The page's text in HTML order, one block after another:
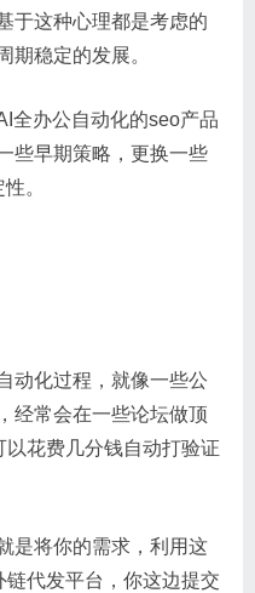
于这种心理都是考虑的
期稳定的发展。
全办公自动化的seo产品
些早期策略，更换一些
。
动化过程，就像一些公
经常会在一些论坛做顶
花费几分钱自动打验证
是将你的需求，利用这
代发平台，你这边提交